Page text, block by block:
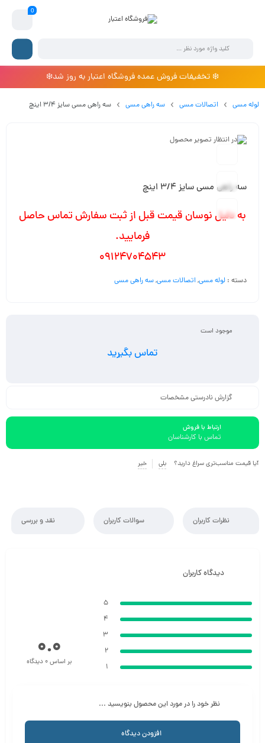
0
❄️ تخفیفات فروش عمده فروشگاه اعتبار به روز شد❄️
لوله مسی اتصالات مسی سه راهی مسی سه راهی مسی سایز 3/4 اینچ
سه راهی مسی سایز 3/4 اینچ
به دلیل نوسان قیمت قبل از ثبت سفارش تماس حاصل
فرمایید.
09124704543
دسته : لوله مسی,اتصالات مسی,سه راهی مسی
موجود است
تماس بگیرید
گزارش نادرستی مشخصات
ارتباط با فروش
تماس با کارشناسان
آیا قیمت مناسب‌تری سراغ دارید؟ بلی خیر
نظرات کاربران سوالات کاربران نقد و بررسی
دیدگاه کاربران
5
4
3
2
1
0.0
بر اساس 0 دیدگاه
نظر خود را در مورد این محصول بنویسید ...
افزودن دیدگاه